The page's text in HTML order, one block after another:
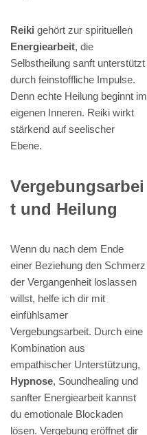
Reiki gehört zur spirituellen
Energiearbeit, die
Selbstheilung sanft unterstützt
durch feinstoffliche Impulse.
Denn echte Heilung beginnt im
eigenen Inneren. Reiki wirkt
stärkend auf seelischer
Ebene.
Vergebungsarbei
t und Heilung
Wenn du nach dem Ende
einer Beziehung den Schmerz
der Vergangenheit loslassen
willst, helfe ich dir mit
einfühlsamer
Vergebungsarbeit. Durch eine
Kombination aus
empathischer Unterstützung,
Hypnose, Soundhealing und
sanfter Energiearbeit kannst
du emotionale Blockaden
lösen. Vergebung eröffnet dir